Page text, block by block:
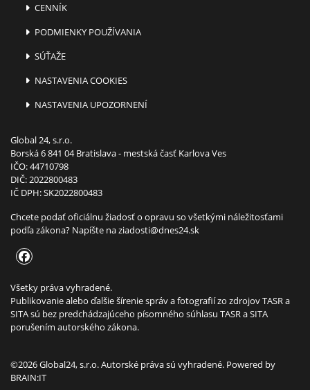
CENNÍK
PODMIENKY POUŽÍVANIA
SÚŤAŽE
NASTAVENIA COOKIES
NASTAVENIA UPOZORNENÍ
Global 24, s.r.o.
Borská 6 841 04 Bratislava - mestská časť Karlova Ves
IČO: 44710798
DIČ: 2022800483
IČ DPH: SK2022800483
Chcete podať oficiálnu žiadosť o opravu so všetkými náležitosťami
podľa zákona? Napíšte naziadosti@dnes24.sk
Všetky práva vyhradené.
Publikovanie alebo ďalšie šírenie správ a fotografií zo zdrojov TASR a
SITA sú bez predchádzajúceho písomného súhlasu TASR a SITA
porušením autorského zákona.
©2026 Global24, s.r.o. Autorské práva sú vyhradené. Powered by
BRAIN:IT